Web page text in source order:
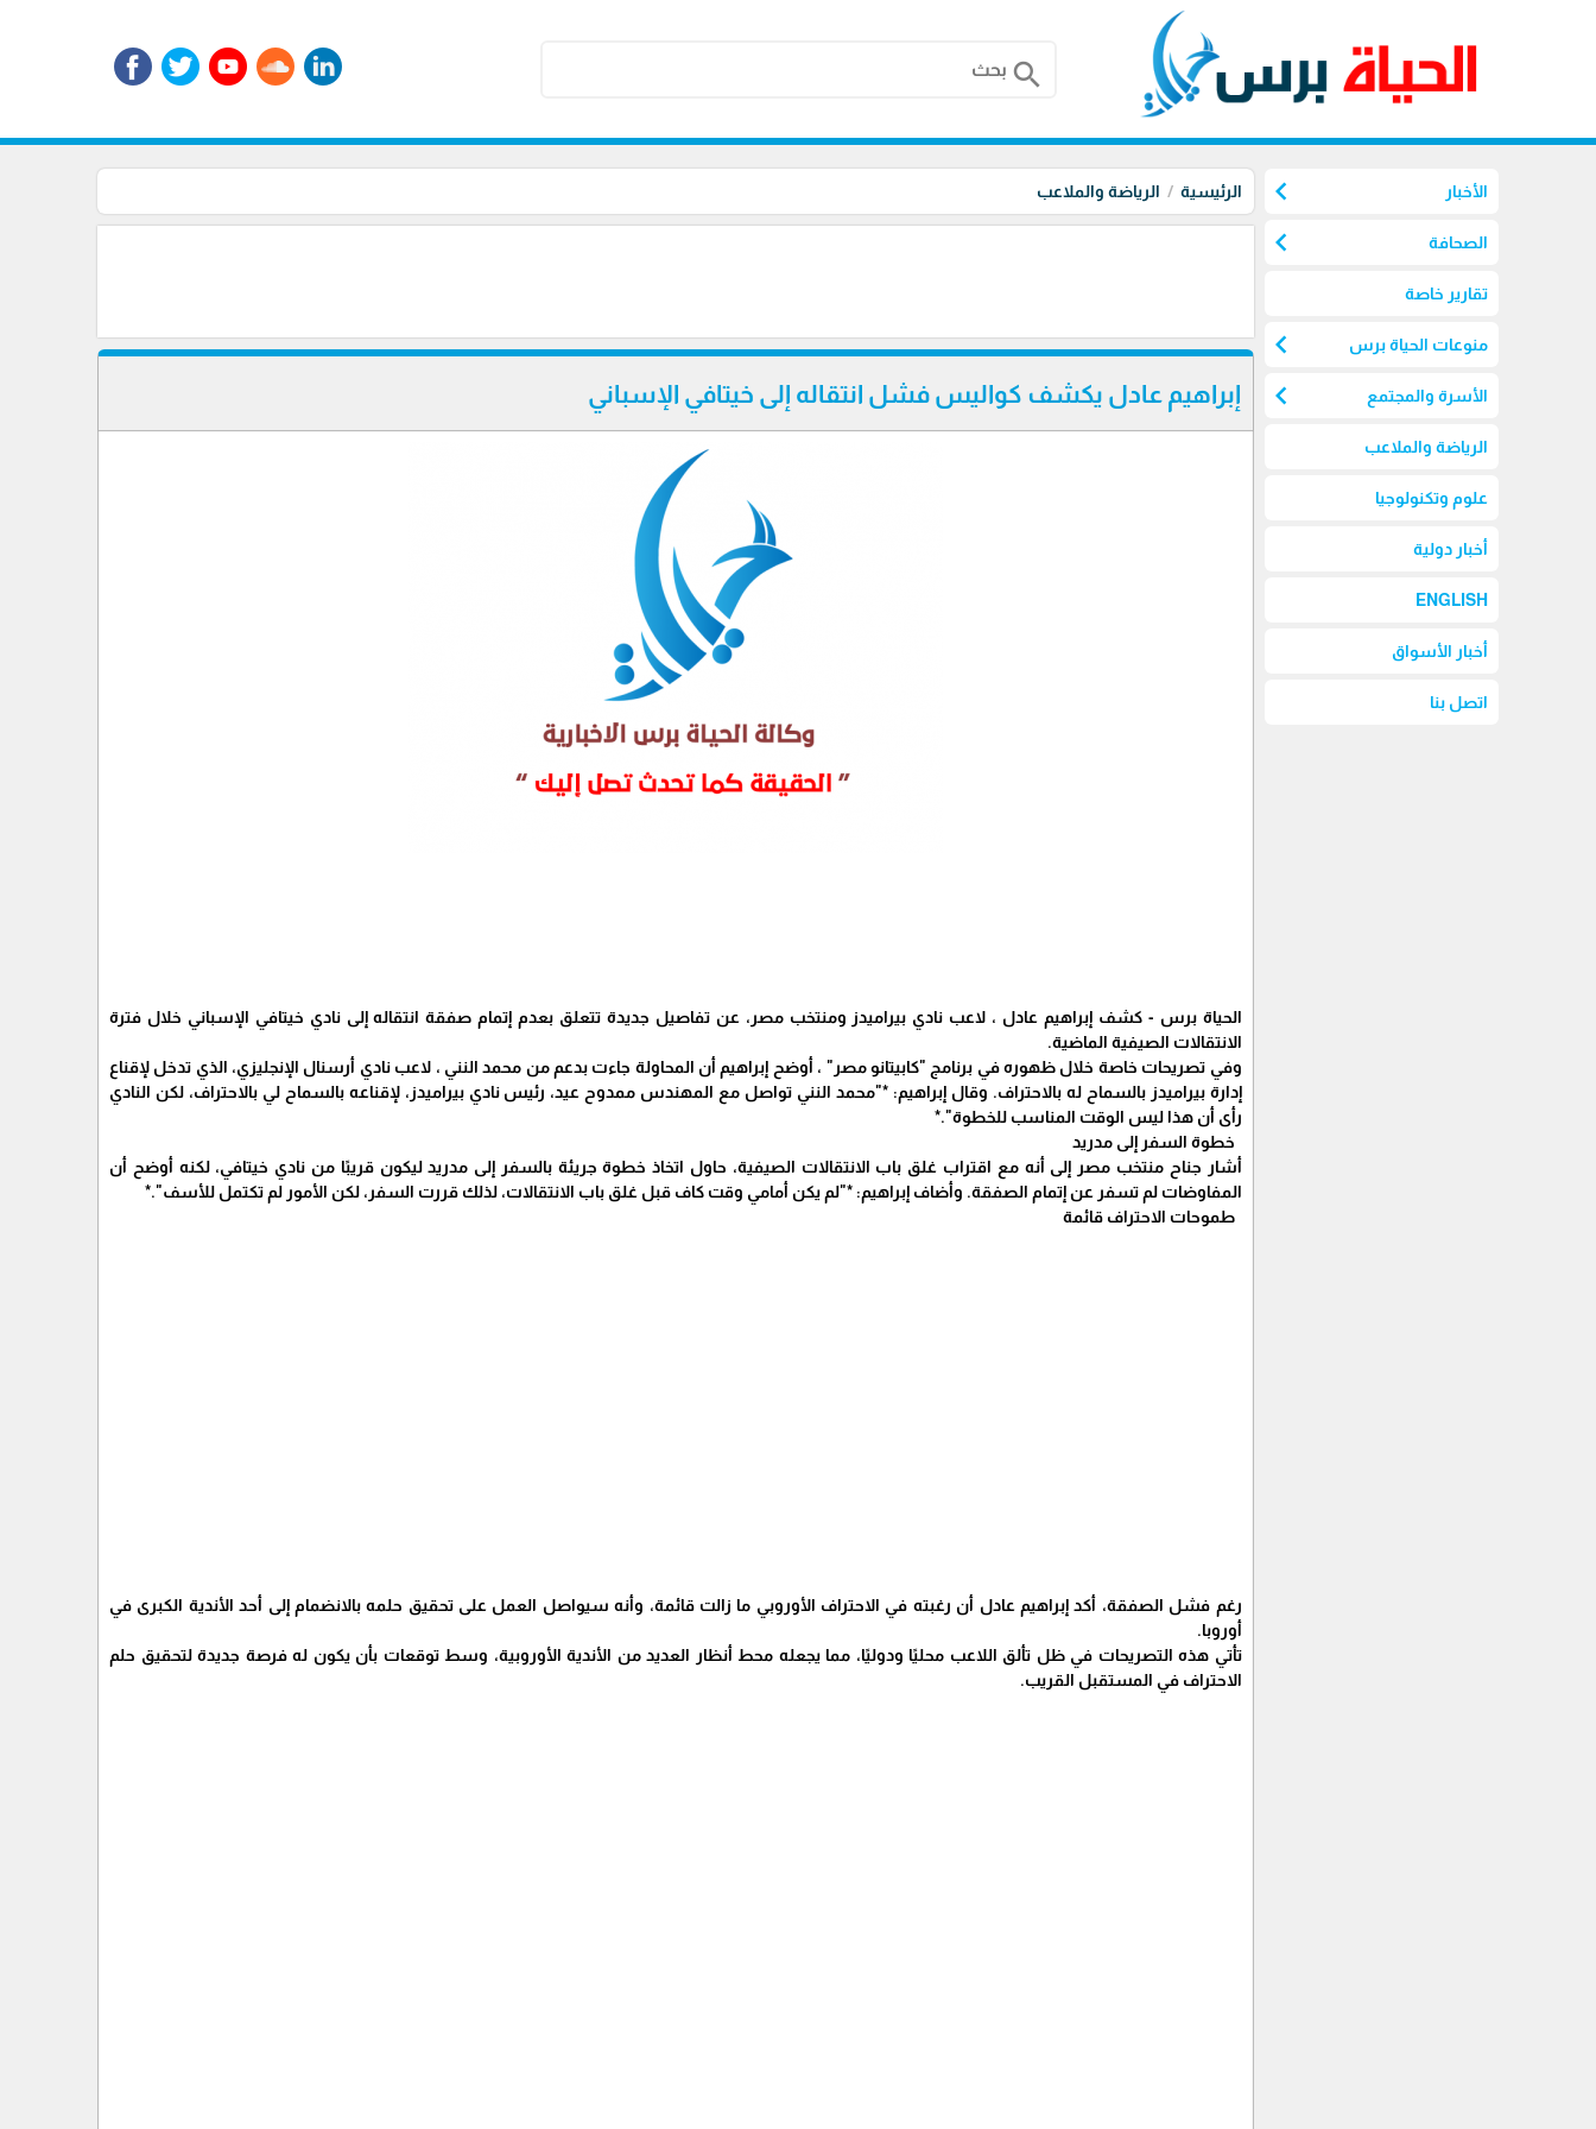
search
الأخبار chevron_left
الصحافة chevron_left
تقارير خاصة
منوعات الحياة برس chevron_left
الأسرة والمجتمع chevron_left
الرياضة والملاعب
علوم وتكنولوجيا
أخبار دولية
ENGLISH
أخبار الأسواق
اتصل بنا
الرئيسية الرياضة والملاعب
إبراهيم عادل يكشف كواليس فشل انتقاله إلى خيتافي الإسباني
الحياة برس - كشف إبراهيم عادل ، لاعب نادي بيراميدز ومنتخب مصر، عن تفاصيل جديدة تتعلق بعدم إتمام صفقة انتقاله إلى نادي خيتافي الإسباني خلال فترة
الانتقالات الصيفية الماضية.
وفي تصريحات خاصة خلال ظهوره في برنامج "كابيتانو مصر" ، أوضح إبراهيم أن المحاولة جاءت بدعم من محمد النني ، لاعب نادي أرسنال الإنجليزي، الذي تدخل لإقناع
إدارة بيراميدز بالسماح له بالاحتراف. وقال إبراهيم: *"محمد النني تواصل مع المهندس ممدوح عيد، رئيس نادي بيراميدز، لإقناعه بالسماح لي بالاحتراف، لكن النادي
رأى أن هذا ليس الوقت المناسب للخطوة".*
خطوة السفر إلى مدريد
أشار جناح منتخب مصر إلى أنه مع اقتراب غلق باب الانتقالات الصيفية، حاول اتخاذ خطوة جريئة بالسفر إلى مدريد ليكون قريبًا من نادي خيتافي، لكنه أوضح أن
المفاوضات لم تسفر عن إتمام الصفقة. وأضاف إبراهيم: *"لم يكن أمامي وقت كاف قبل غلق باب الانتقالات، لذلك قررت السفر، لكن الأمور لم تكتمل للأسف".*
طموحات الاحتراف قائمة
رغم فشل الصفقة، أكد إبراهيم عادل أن رغبته في الاحتراف الأوروبي ما زالت قائمة، وأنه سيواصل العمل على تحقيق حلمه بالانضمام إلى أحد الأندية الكبرى في
أوروبا.
تأتي هذه التصريحات في ظل تألق اللاعب محليًا ودوليًا، مما يجعله محط أنظار العديد من الأندية الأوروبية، وسط توقعات بأن يكون له فرصة جديدة لتحقيق حلم
الاحتراف في المستقبل القريب.